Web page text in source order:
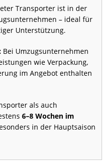
Transporter ist in der
– ideal für
Unterstützung.
Bei Umzugsunternehmen
wie Verpackung,
im Angebot enthalten
als auch
6–8 Wochen im
in der Hauptsaison